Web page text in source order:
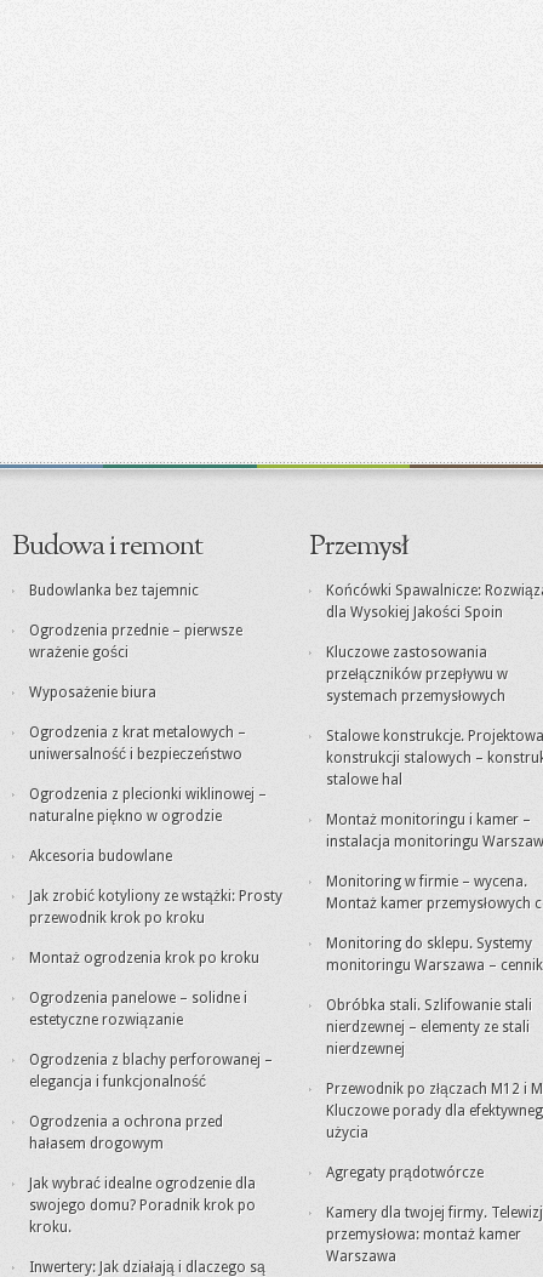
Budowa i remont
Budowlanka bez tajemnic
Ogrodzenia przednie – pierwsze
wrażenie gości
Wyposażenie biura
Ogrodzenia z krat metalowych –
uniwersalność i bezpieczeństwo
Ogrodzenia z plecionki wiklinowej –
naturalne piękno w ogrodzie
Akcesoria budowlane
Jak zrobić kotyliony ze wstążki: Prosty
przewodnik krok po kroku
Montaż ogrodzenia krok po kroku
Ogrodzenia panelowe – solidne i
estetyczne rozwiązanie
Ogrodzenia z blachy perforowanej –
elegancja i funkcjonalność
Ogrodzenia a ochrona przed
hałasem drogowym
Jak wybrać idealne ogrodzenie dla
swojego domu? Poradnik krok po
kroku.
Inwertery: Jak działają i dlaczego są
Przemysł
Końcówki Spawalnicze:
dla Wysokiej Jakości Spoin
Kluczowe zastosowania
przełączników przepływu w
systemach przemysłowych
Stalowe konstrukcje.
konstrukcji stalowych –
stalowe hal
Montaż monitoringu i kamer –
instalacja monitoringu
Monitoring w firmie – wycena.
Montaż kamer przemysłowych
Monitoring do sklepu. Systemy
monitoringu Warszawa – cennik
Obróbka stali. Szlifowanie stali
nierdzewnej – elementy ze stali
nierdzewnej
Przewodnik po złączach M12 i
Kluczowe porady dla
użycia
Agregaty prądotwórcze
Kamery dla twojej firmy.
przemysłowa: montaż kamer
Warszawa